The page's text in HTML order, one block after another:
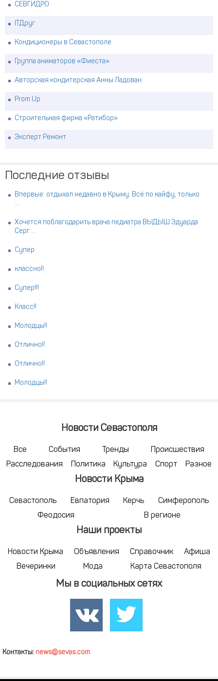
СЕВГИДРО
ITДруг
Кондиционеры в Севастополе
Группа аниматоров «Фиеста»
Авторская кондитерская Анны Ладован
Prom Up
Строительная фирма «Ратибор»
Эксперт Ремонт
Последние отзывы
Впервые отдыхал недавно в Крыму. Всё по кайфу, только
...
Хочется поблагодарить врача педиатра ВЫДЫШ Эдуарда
Серг ...
Супер
классно!!
Супер!!!
Класс!!
Молодцы!!
Отлично!!
Отлично!!
Молодцы!!
Новости Севастополя
Все События Тренды
Происшествия
Расследования
Политика Культура Спорт Разное
Новости Крыма
Севастополь Евпатория Керчь
Симферополь
Феодосия
В регионе
Наши проекты
Новости Крыма Объявления Справочник
Афиша
Вечеринки
Мода Карта Севастополя
Мы в социальных сетях
Контакты: news@sevas.com